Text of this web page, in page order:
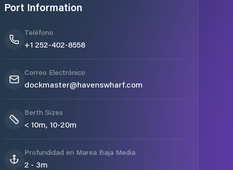
Port Information
Teléfono
+1 252-402-8558
Correo Electrónico
dockmaster@havenswharf.com
Berth Sizes
< 10m, 10-20m
Profundidad en Marea Baja Media
2 - 3m